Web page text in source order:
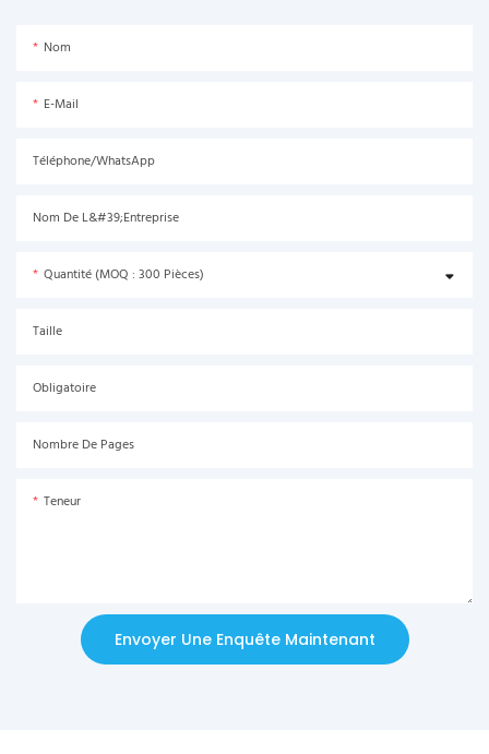
Nom
E-Mail
Téléphone/WhatsApp
Nom De L&#39;entreprise
Quantité (MOQ : 300 Pièces)
Taille
Obligatoire
Nombre De Pages
Teneur
Envoyer Une Enquête Maintenant